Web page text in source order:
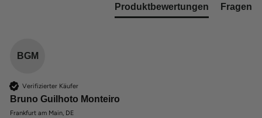
Produktbewertungen Fragen
BGM
Verifizierter Käufer
Bruno Guilhoto Monteiro
Frankfurt am Main, DE